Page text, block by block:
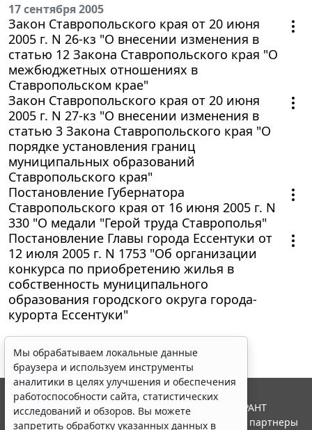
17 сентября 2005
Закон Ставропольского края от 20 июня
2005 г. N 26-кз "О внесении изменения в
статью 12 Закона Ставропольского края "О
межбюджетных отношениях в
Ставропольском крае"
Закон Ставропольского края от 20 июня
2005 г. N 27-кз "О внесении изменения в
статью 3 Закона Ставропольского края "О
порядке установления границ
муниципальных образований
Ставропольского края"
Постановление Губернатора
Ставропольского края от 16 июня 2005 г. N
330 "О медали "Герой труда Ставрополья"
Постановление Главы города Ессентуки от
12 июля 2005 г. N 1753 "Об организации
конкурса по приобретению жилья в
собственность муниципального
образования городского округа города-
курорта Ессентуки"
Мы обрабатываем локальные данные
браузера и используем инструменты
аналитики в целях улучшения и обеспечения
работоспособности сайта, статистических
исследований и обзоров. Вы можете
запретить обработку указанных данных в
© ООО "НПП "ГАРАНТ-СЕРВИС", 2026. Система ГАРАНТ
выпускается с 1990 года. Компания "Гарант" и ее партнеры